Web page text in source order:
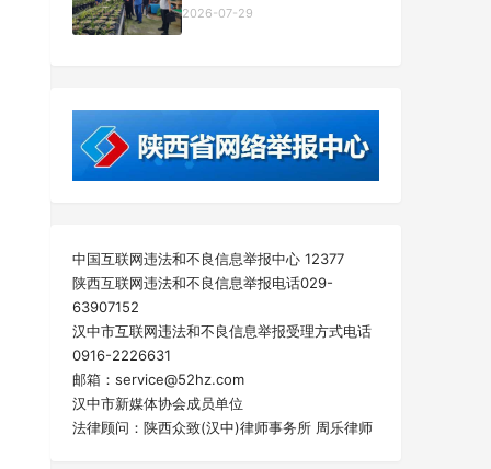
2026-07-29
中国互联网违法和不良信息举报中心 12377
陕西互联网违法和不良信息举报电话029-
63907152
汉中市互联网违法和不良信息举报受理方式电话
0916-2226631
邮箱：service@52hz.com
汉中市新媒体协会成员单位
法律顾问：陕西众致(汉中)律师事务所 周乐律师